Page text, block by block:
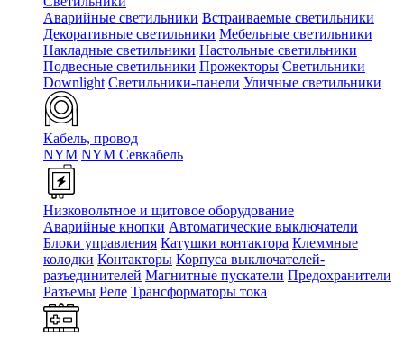
Аварийные светильники Встраиваемые светильники
Декоративные светильники Мебельные светильники
Накладные светильники Настольные светильники
Подвесные светильники Прожекторы Светильники
Downlight Светильники-панели Уличные светильники
Кабель, провод
NYM NYM Севкабель
Низковольтное и щитовое оборудование
Аварийные кнопки Автоматические выключатели
Блоки управления Катушки контактора Клеммные
колодки Контакторы Корпуса выключателей-
разъединителей Магнитные пускатели Предохранители
Разъемы Реле Трансформаторы тока